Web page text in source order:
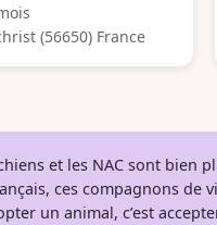
(56650) France
et les NAC sont bien
ces compagnons de
un animal, c’est